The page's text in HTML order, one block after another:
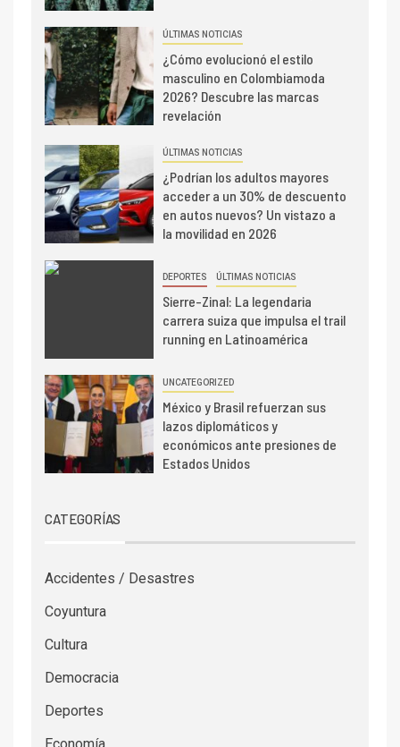
ÚLTIMAS NOTICIAS
¿Cómo evolucionó el estilo
masculino en Colombiamoda
2026? Descubre las marcas
revelación
ÚLTIMAS NOTICIAS
¿Podrían los adultos mayores
acceder a un 30% de descuento
en autos nuevos? Un vistazo a
la movilidad en 2026
DEPORTES ÚLTIMAS NOTICIAS
Sierre-Zinal: La legendaria
carrera suiza que impulsa el trail
running en Latinoamérica
UNCATEGORIZED
México y Brasil refuerzan sus
lazos diplomáticos y
económicos ante presiones de
Estados Unidos
CATEGORÍAS
Accidentes / Desastres
Coyuntura
Cultura
Democracia
Deportes
Economía